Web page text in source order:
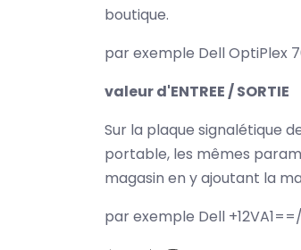
boutique.
par exemple Dell OptiPlex
valeur d'ENTREE / SORTIE
Sur la plaque signalétique
portable, les mêmes
magasin en y ajoutant la
par exemple Dell